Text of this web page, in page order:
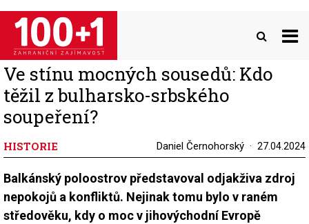
Přejít
hlavnímu
obsahu
Ve stínu mocných sousedů: Kdo
těžil z bulharsko-srbského
soupeření?
HISTORIE Daniel Černohorský 27.04.2024
Balkánský poloostrov představoval odjakživa zdroj
nepokojů a konfliktů. Nejinak tomu bylo v raném
středověku, kdy o moc v jihovýchodní Evropě